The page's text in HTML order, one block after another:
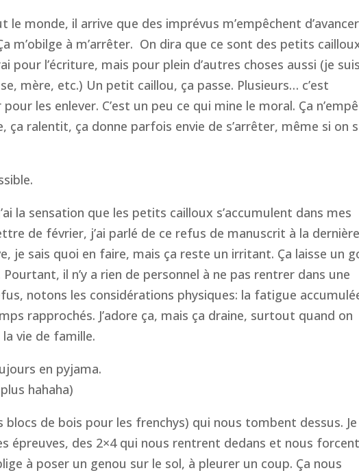
le monde, il arrive que des imprévus m’empêchent d’avancer
m’obilge à m’arrêter. On dira que ce sont des petits
pour l’écriture, mais pour plein d’autres choses aussi (je
mère, etc.) Un petit caillou, ça passe. Plusieurs… c’est
les enlever. C’est un peu ce qui mine le moral. Ça
ça ralentit, ça donne parfois envie de s’arrêter, même si on
la sensation que les petits cailloux s’accumulent dans mes
de février, j’ai parlé de ce refus de manuscrit à la
je sais quoi en faire, mais ça reste un irritant. Ça laisse un
il n’y a rien de personnel à ne pas rentrer dans une
notons les considérations physiques: la fatigue
rapprochés. J’adore ça, mais ça draine, surtout quand on
vie de famille.
en pyjama.
hahaha)
blocs de bois pour les frenchys) qui nous tombent dessus.
épreuves, des 2×4 qui nous rentrent dedans et nous
à poser un genou sur le sol, à pleurer un coup. Ça nous